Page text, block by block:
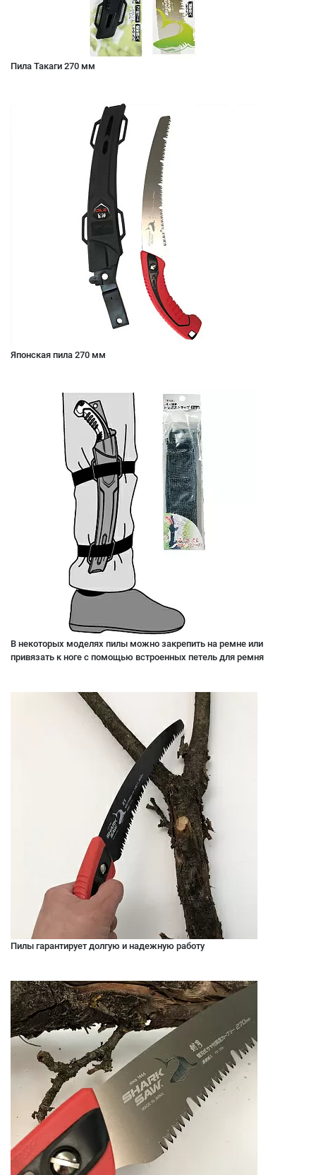
Пила Такаги 270 мм
Японская пила 270 мм
В некоторых моделях пилы можно закрепить на ремне или
привязать к ноге с помощью встроенных петель для ремня
Пилы гарантирует долгую и надежную работу